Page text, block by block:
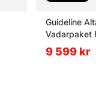
Guideline
Vadarpaket
9 599 kr